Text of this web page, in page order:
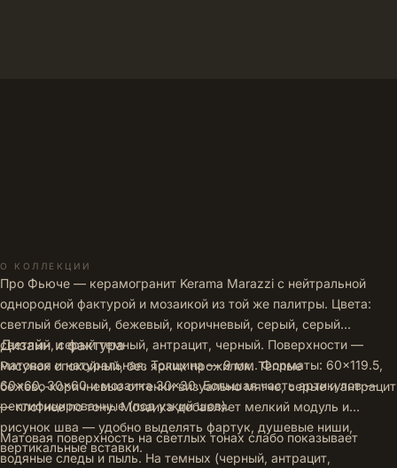
О КОЛЛЕКЦИИ
Про Фьюче — керамогранит Kerama Marazzi с нейтральной
однородной фактурой и мозаикой из той же палитры. Цвета:
светлый бежевый, бежевый, коричневый, серый, серый
светлый, серый темный, антрацит, черный. Поверхности —
матовая и натуральная. Толщина — 9 мм. Форматы: 60×119.5,
60×60, 30×60 и мозаика 30×30. Большая часть артикулов —
ректифицированные (под узкий шов).
Дизайн и фактура
Рисунок спокойный, без ярких прожилок. Теплые
бежево‑коричневые оттенки визуально мягче, серые и антрацит
— плотнее по тону. Мозаика добавляет мелкий модуль и
рисунок шва — удобно выделять фартук, душевые ниши,
вертикальные вставки.
Матовая поверхность на светлых тонах слабо показывает
водяные следы и пыль. На темных (черный, антрацит,